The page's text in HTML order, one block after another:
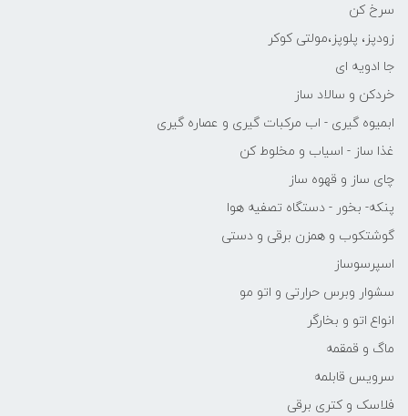
سرخ کن
زودپز، پلوپز،مولتی کوکر
جا ادویه ای
خردکن و سالاد ساز
ابمیوه گیری - اب مرکبات گیری و عصاره گیری
غذا ساز - اسیاب و مخلوط کن
چای ساز و قهوه ساز
پنکه- بخور - دستگاه تصفیه هوا
گوشتکوب و همزن برقی و دستی
اسپرسوساز
سشوار وبرس حرارتی و اتو مو
انواع اتو و بخارگر
ماگ و قمقمه
سرویس قابلمه
فلاسک و کتری برقی